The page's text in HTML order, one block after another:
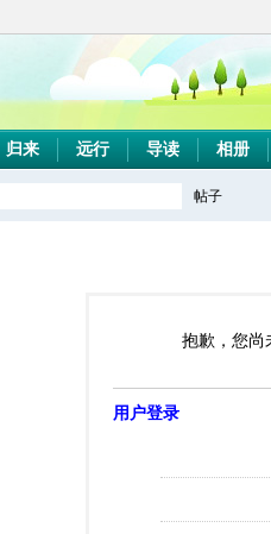
归来 远行 导读 相册
帖子
抱歉，您尚
用户登录